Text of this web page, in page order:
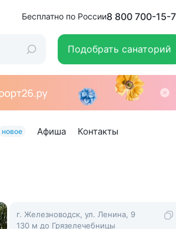
Бесплатно по России8 800 700-15-
Подобрать санаторий
новое Афиша Контакты
г. Железноводск, ул. Ленина, 9
130 м до Грязелечебницы